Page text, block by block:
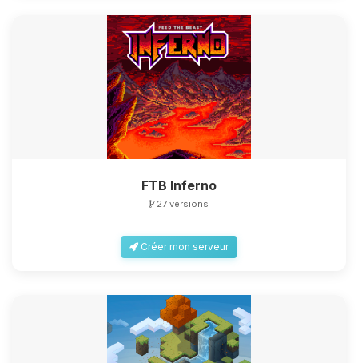
FTB Inferno
27 versions
Créer mon serveur